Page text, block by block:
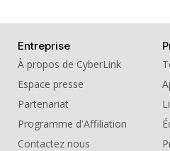
Entreprise
À propos de CyberLink
Espace presse
Partenariat
Programme d'Affiliation
Contactez nous